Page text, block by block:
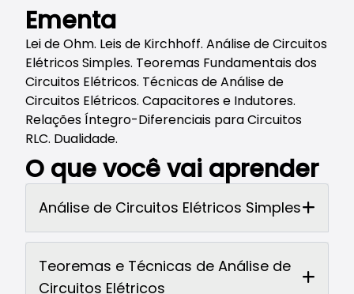
Ementa
Lei de Ohm. Leis de Kirchhoff. Análise de Circuitos
Elétricos Simples. Teoremas Fundamentais dos
Circuitos Elétricos. Técnicas de Análise de
Circuitos Elétricos. Capacitores e Indutores.
Relações Íntegro-Diferenciais para Circuitos
RLC. Dualidade.
O que você vai aprender
Análise de Circuitos Elétricos Simples
Teoremas e Técnicas de Análise de
Circuitos Elétricos